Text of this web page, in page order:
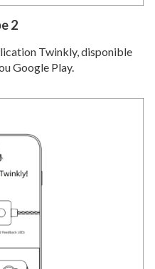
2
Twinkly, disponible
Google Play.